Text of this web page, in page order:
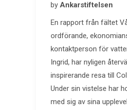
by Ankarstiftelsen
En rapport från fältet
ordförande,
kontaktperson för
Ingrid, har nyligen
inspirerande resa till
Under sin vistelse har
med sig av sina